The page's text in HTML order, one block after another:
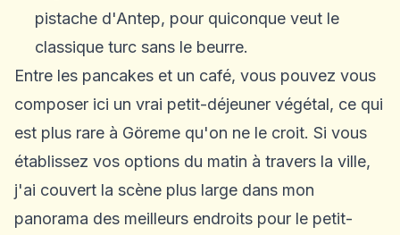
pistache d'Antep, pour quiconque veut le
classique turc sans le beurre.
Entre les pancakes et un café, vous pouvez vous
composer ici un vrai petit-déjeuner végétal, ce qui
est plus rare à Göreme qu'on ne le croit. Si vous
établissez vos options du matin à travers la ville,
j'ai couvert la scène plus large dans mon
panorama des meilleurs endroits pour le petit-